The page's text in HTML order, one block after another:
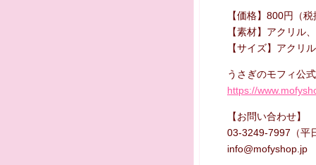
【価格】800円（
【素材】アクリル
【サイズ】アク
うさぎのモフィ公
https://
【お問い合わせ】
03-3249-7997（平
info@mofyshop.jp